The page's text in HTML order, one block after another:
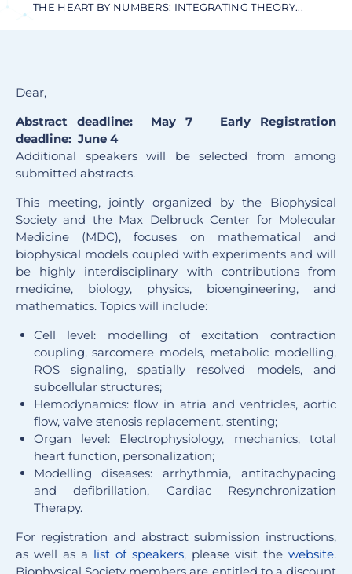
THE HEART BY NUMBERS: INTEGRATING THEORY...
Dear,
Abstract deadline: May 7 Early Registration
deadline: June 4
Additional speakers will be selected from among
submitted abstracts.
This meeting, jointly organized by the Biophysical
Society and the Max Delbruck Center for Molecular
Medicine (MDC), focuses on mathematical and
biophysical models coupled with experiments and will
be highly interdisciplinary with contributions from
medicine, biology, physics, bioengineering, and
mathematics. Topics will include:
Cell level: modelling of excitation contraction
coupling, sarcomere models, metabolic modelling,
ROS signaling, spatially resolved models, and
subcellular structures;
Hemodynamics: flow in atria and ventricles, aortic
flow, valve stenosis replacement, stenting;
Organ level: Electrophysiology, mechanics, total
heart function, personalization;
Modelling diseases: arrhythmia, antitachypacing
and defibrillation, Cardiac Resynchronization
Therapy.
For registration and abstract submission instructions,
as well as a list of speakers, please visit the website.